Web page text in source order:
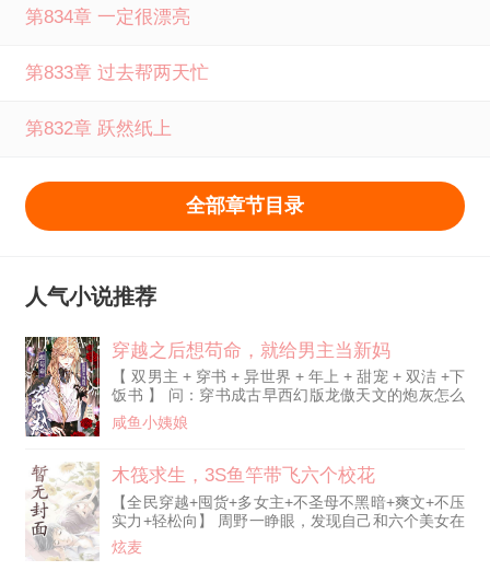
第834章 一定很漂亮
第833章 过去帮两天忙
第832章 跃然纸上
全部章节目录
人气小说推荐
穿越之后想苟命，就给男主当新妈
【 双男主 + 穿书 + 异世界 + 年上 + 甜宠 + 双洁 +下
饭书 】 问：穿书成古早西幻版龙傲天文的炮灰怎么
办？ 答：做男主新妈。 裴越宁，全系废柴，战力为
零，但他会做饭。 罗仞，帝国战神，SSS级强者，
事但也怕事的原则，为了狗命，连夜制定了一个完美
计划：远离主角团，苟到天荒地老。 结果第二天在
宴会上看到了原书男主的养父罗仞。 他当场改主
意：对
咸鱼小姨娘
木筏求生，3S鱼竿带飞六个校花
【全民穿越+囤货+多女主+不圣母不黑暗+爽文+不压
实力+轻松向】 周野一睁眼，发现自己和六个美女在
一艘木筏上 木筏上什么都没有，大家只能坦诚相待
在这个世界，物资只能靠鱼竿钓 周野靠着3S鱼竿疯
炫麦